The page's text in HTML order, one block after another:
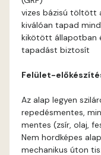
vizes bázisú töltött
kiválóan tapad
kikötött állapotban
tapadást biztosít
Felület-
Az alap legyen
repedésmentes,
mentes (zsír, olaj,
Nem hordképes
mechanikus úton